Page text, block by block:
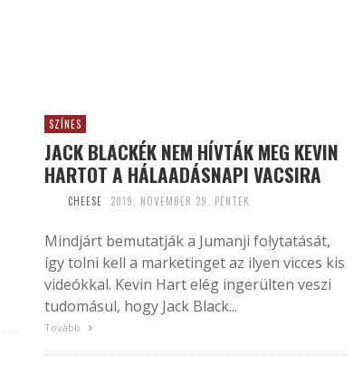
SZÍNES
JACK BLACKÉK NEM HÍVTÁK MEG KEVIN
HARTOT A HÁLAADÁSNAPI VACSIRA
CHEESE 2019. NOVEMBER 29. PÉNTEK
Mindjárt bemutatják a Jumanji folytatását,
így tolni kell a marketinget az ilyen vicces kis
videókkal. Kevin Hart elég ingerülten veszi
tudomásul, hogy Jack Black...
Tovább